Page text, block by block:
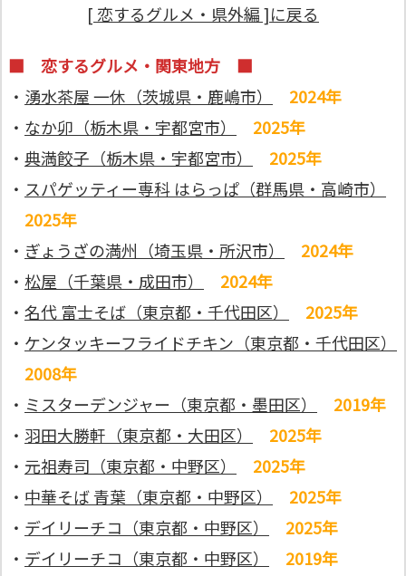
[ 恋するグルメ・県外編 ]に戻る
■ 恋するグルメ・関東地方 ■
・ 湧水茶屋 一休（茨城県・鹿嶋市）
2024年
・ なか卯（栃木県・宇都宮市）
2025年
・ 典満餃子（栃木県・宇都宮市）
2025年
・ スパゲッティー専科 はらっぱ（群馬県・高崎市）
2025年
・ ぎょうざの満州（埼玉県・所沢市）
2024年
・ 松屋（千葉県・成田市）
2024年
・ 名代 富士そば（東京都・千代田区）
2025年
・ ケンタッキーフライドチキン（東京都・千代田区）
2008年
・ ミスターデンジャー（東京都・墨田区）
2019年
・ 羽田大勝軒（東京都・大田区）
2025年
・ 元祖寿司（東京都・中野区）
2025年
・ 中華そば 青葉（東京都・中野区）
2025年
・ デイリーチコ（東京都・中野区）
2025年
・ デイリーチコ（東京都・中野区）
2019年